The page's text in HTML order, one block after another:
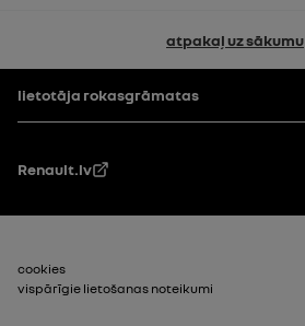
atpakaļ uz sākumu
Pakāpe
lietotāja rokasgrāmatas
Renault.lv
footer_2
cookies
vispārīgie lietošanas noteikumi